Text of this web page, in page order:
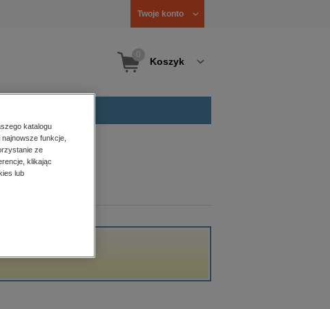
Twoje konto
Koszyk
katalogu
funkcje,
ze
klikając
lub